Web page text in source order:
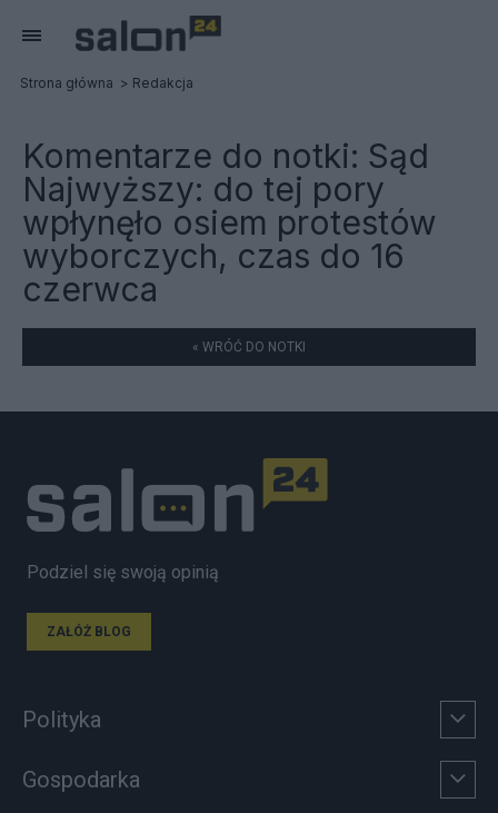
Strona główna Redakcja
Komentarze do notki: Sąd
Najwyższy: do tej pory
wpłynęło osiem protestów
wyborczych, czas do 16
czerwca
« WRÓĆ DO NOTKI
Podziel się swoją opinią
ZAŁÓŻ BLOG
Polityka
Gospodarka